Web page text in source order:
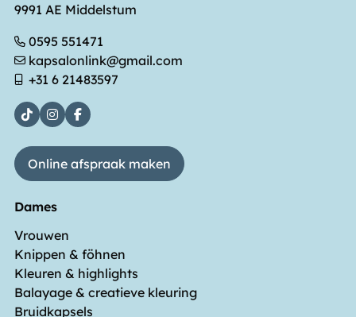
9991 AE Middelstum
0595 551471
kapsalonlink@gmail.com
+31 6 21483597
Online afspraak maken
Dames
Vrouwen
Knippen & föhnen
Kleuren & highlights
Balayage & creatieve kleuring
Bruidkapsels